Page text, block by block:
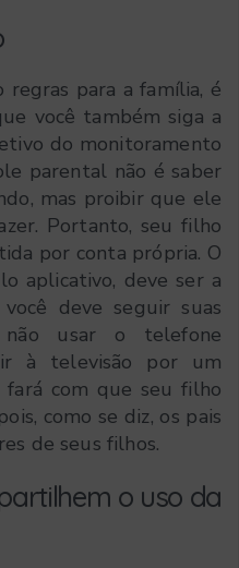
regras para a família, é
você também siga a
do monitoramento
parental não é saber
mas proibir que ele
Portanto, seu filho
por conta própria. O
aplicativo, deve ser a
deve seguir suas
não usar o telefone
à televisão por um
com que seu filho
como se diz, os pais
de seus filhos.
o uso da